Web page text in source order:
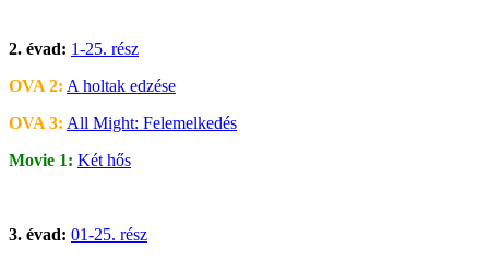
2. évad: 1-25. rész
OVA 2: A holtak edzése
OVA 3: All Might: Felemelkedés
Movie 1: Két hős
3. évad: 01-25. rész